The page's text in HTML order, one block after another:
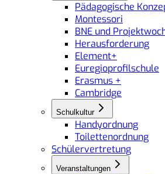
Pädagogische
Montessori
BNE und
Herausforderung
Element+
Euregioprofilschule
Erasmus +
Cambridge
Schulkultur
Handyordnung
Toilettenordnung
Schülervertretung
Veranstaltungen